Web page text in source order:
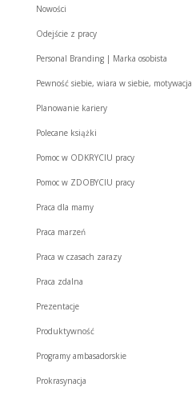
Nowości
Odejście z pracy
Personal Branding | Marka osobista
Pewność siebie, wiara w siebie, motywacja
Planowanie kariery
Polecane książki
Pomoc w ODKRYCIU pracy
Pomoc w ZDOBYCIU pracy
Praca dla mamy
Praca marzeń
Praca w czasach zarazy
Praca zdalna
Prezentacje
Produktywność
Programy ambasadorskie
Prokrasynacja